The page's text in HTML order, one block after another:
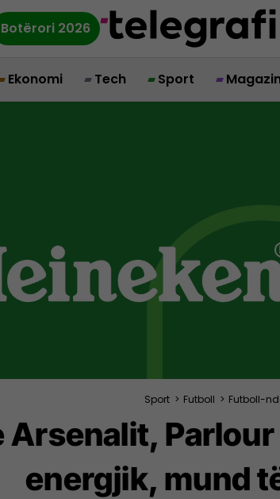
Botërori 2026
Ekonomi Tech Sport
Sport > Futboll > Futboll-
Arsenalit,
energjik, mund